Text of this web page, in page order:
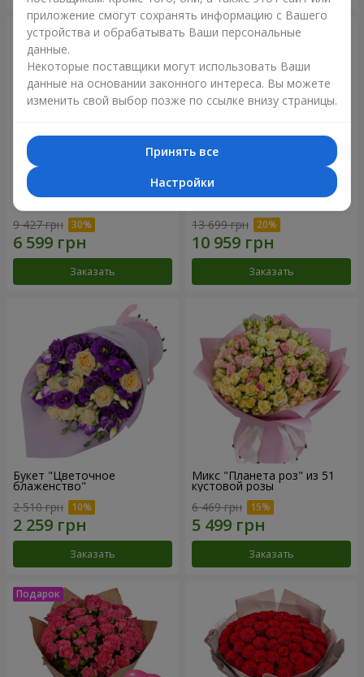
Букет "Сила Любви!"
9 427 грн
Заказать
Романтический букет
13 699 грн
Заказать
Букет "Цветочное
блаженство"
2 510 грн
Заказать
Микс "Планета роз" из 51
кустовой розы
6 469 грн
Заказать
приложение смогут сохранять информацию с Вашего
устройства и обрабатывать Ваши персональные
данные.
Некоторые поставщики могут использовать Ваши
данные на основании законного интереса. Вы можете
изменить свой выбор позже по ссылке внизу страницы.
Принять все
Настройки